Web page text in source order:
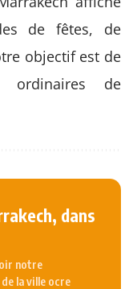
de fêtes, de
objectif est de
ordinaires de
dans
notre
la ville ocre